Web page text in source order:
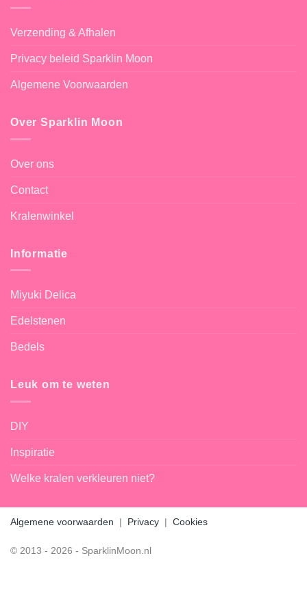
Verzending & Afhalen
Privacy beleid Sparklin Moon
Algemene Voorwaarden
Over Sparklin Moon
Over ons
Contact
Kralenwinkel
Informatie
Miyuki Delica
Edelstenen
Bedels
Leuk om te weten
DIY
Inspiratie
Welke kralen verkleuren niet?
Algemene voorwaarden | Privacy | Cookies
© 2013 - 2026 - SparklinMoon.nl